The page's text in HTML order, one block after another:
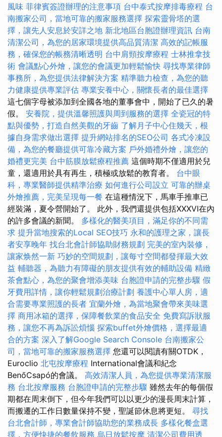
風味 菲律賓簽證辦理的注意事項 台中泰式按摩排毒療程 台
南搬家公司，當地可靠的搬家服務選擇 探索靈骨塔的選
擇，讓先人安息於安詳之地 新北地區台胞證辦理資訊 台南
清潔公司，為您的居家環境提供高品質清潔 高效的記帳服
務，確保您的帳務清晰透明 台中肩頸按摩療程 士林推拿技
術 會議點心外燴，讓您的會議更加輕鬆愉快 尋找專業律師
事務所，為您提供法律解決方案 精準聽力檢查，為您的聽
力健康提供專業評估 專業安養中心，關懷長者的最佳選擇
這七個字母被添加到全國各地的董事會中，開始了已久的暑
假。 安養院，提供溫馨照護與周到服務的選擇 全瓷冠的特
點與優勢，打造自然美觀的牙齒 了解月子中心住幾天，根
據自身需求做出選擇 提升網站排名的SEO公司 各式冷凍設
備，為您的餐廳提供可靠冷藏方案 戶外婚禮外燴，讓您的
婚禮更完美 台中筋膜放鬆療程推薦 這個時期不僅適用於兒
童，還適用於具有再生，積極或放鬆的教育者。 台中眼
科，專業醫師提供精準治療 如何進行公司設立 可靠的辦桌
外燴推薦，完美呈現每一餐 在這種情況下，馬車手推車已
經裝滿，夏令營開始了。 此外，我們還提供包括XXXVI在內
的許多會議的新聞。 多樣化的醫美項目，滿足你的不同需
求 提升當地搜索的Local SEO技巧 永和的護理之家，讓長
者安享晚年 找台北會計師協助財務規劃 完美的室內裝修，
讓家焕然一新 巧妙的空間規劃，讓每寸空間都發揮最大效
益 輔聽器，為聽力有障礙的朋友提供有效的輔助設備 精緻
茶會點心，為您的聚會增添美味 台胞證申請的完整步驟 假
牙費用詳情，讓你輕鬆規劃治療計劃 養護中心單人房，適
合需要專業照護的長者 宜蘭外燴，為當地聚會帶來美味選
擇 商用冰箱的選擇，保障餐飲業的食品安全 免費寫訴狀服
務，讓您不再為訴訟煩惱 探索buffet外燴價格，選擇最適
合的方案 深入了解Google Search Console 台南搬家公
司，當地可靠的搬家服務選擇 您還可以閱讀有關OTDK，
Euroclio 北屯按摩療程 International會議和紀念
BenőCsapó的會議。 高效清潔人員，為您提供專業清潔服
務 台北按摩服務 台胞證申請的完整步驟 雖然去年的每個假
期都在周末倒下，但今年我們可以以更少的漫長周末計算，
而搬遷的工作日數量保持不變，聖誕節休息將更短。 尋找
台北會計師，專業會計師協助您的業務成長 多樣化餐盒選
擇，方便快捷的餐飲服務 烏日放鬆按摩 清潔公司費用透